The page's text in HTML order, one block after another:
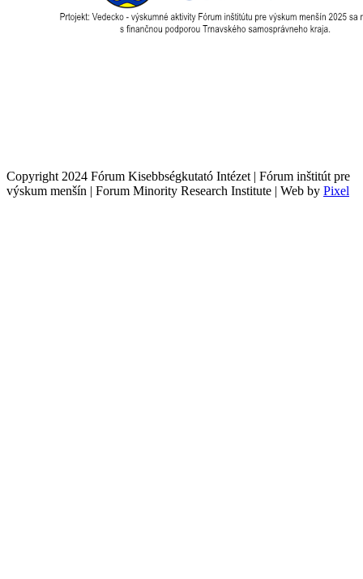
Copyright 2024 Fórum Kisebbségkutató Intézet | Fórum inštitút pre
výskum menšín | Forum Minority Research Institute | Web by Pixel